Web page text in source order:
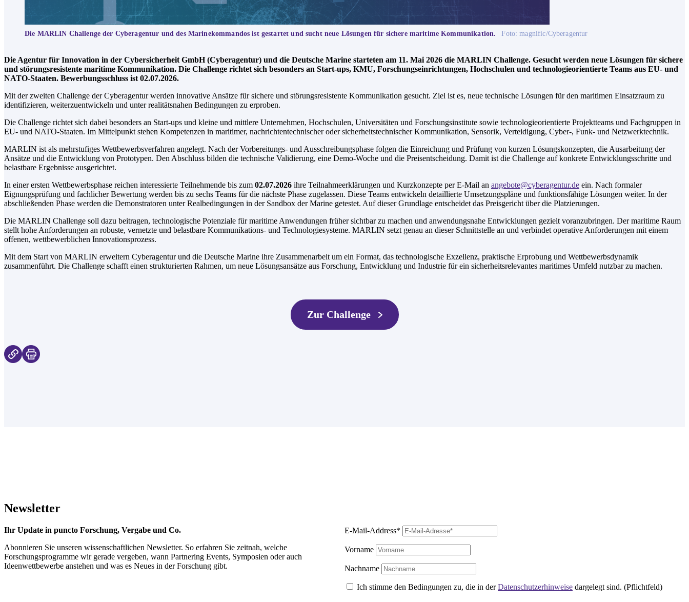
Die MARLIN Challenge der Cyberagentur und des Marinekommandos ist gestartet und sucht neue Lösungen für sichere maritime Kommunikation. Foto: magnific/Cyberagentur
Die Agentur für Innovation in der Cybersicherheit GmbH (Cyberagentur) und die Deutsche Marine starteten am 11. Mai 2026 die MARLIN Challenge. Gesucht werden neue Lösungen für sichere
und störungsresistente maritime Kommunikation. Die Challenge richtet sich besonders an Start-ups, KMU, Forschungseinrichtungen, Hochschulen und technologieorientierte Teams aus EU- und
NATO-Staaten. Bewerbungsschluss ist 02.07.2026.
Mit der zweiten Challenge der Cyberagentur werden innovative Ansätze für sichere und störungsresistente Kommunikation gesucht. Ziel ist es, neue technische Lösungen für den maritimen Einsatzraum zu
identifizieren, weiterzuentwickeln und unter realitätsnahen Bedingungen zu erproben.
Die Challenge richtet sich dabei besonders an Start-ups und kleine und mittlere Unternehmen, Hochschulen, Universitäten und Forschungsinstitute sowie technologieorientierte Projektteams und Fachgruppen in
EU- und NATO-Staaten. Im Mittelpunkt stehen Kompetenzen in maritimer, nachrichtentechnischer oder sicherheitstechnischer Kommunikation, Sensorik, Verteidigung, Cyber-, Funk- und Netzwerktechnik.
MARLIN ist als mehrstufiges Wettbewerbsverfahren angelegt. Nach der Vorbereitungs- und Ausschreibungsphase folgen die Einreichung und Prüfung von kurzen Lösungskonzepten, die Ausarbeitung der
Ansätze und die Entwicklung von Prototypen. Den Abschluss bilden die technische Validierung, eine Demo-Woche und die Preisentscheidung. Damit ist die Challenge auf konkrete Entwicklungsschritte und
belastbare Ergebnisse ausgerichtet.
In einer ersten Wettbewerbsphase reichen interessierte Teilnehmende bis zum 02.07.2026 ihre Teilnahmeerklärungen und Kurzkonzepte per E-Mail an angebote@cyberagentur.de ein. Nach formaler
Eignungsprüfung und fachlicher Bewertung werden bis zu sechs Teams für die nächste Phase zugelassen. Diese Teams entwickeln detaillierte Umsetzungspläne und funktionsfähige Lösungen weiter. In der
abschließenden Phase werden die Demonstratoren unter Realbedingungen in der Sandbox der Marine getestet. Auf dieser Grundlage entscheidet das Preisgericht über die Platzierungen.
Die MARLIN Challenge soll dazu beitragen, technologische Potenziale für maritime Anwendungen früher sichtbar zu machen und anwendungsnahe Entwicklungen gezielt voranzubringen. Der maritime Raum
stellt hohe Anforderungen an robuste, vernetzte und belastbare Kommunikations- und Technologiesysteme. MARLIN setzt genau an dieser Schnittstelle an und verbindet operative Anforderungen mit einem
offenen, wettbewerblichen Innovationsprozess.
Mit dem Start von MARLIN erweitern Cyberagentur und die Deutsche Marine ihre Zusammenarbeit um ein Format, das technologische Exzellenz, praktische Erprobung und Wettbewerbsdynamik
zusammenführt. Die Challenge schafft einen strukturierten Rahmen, um neue Lösungsansätze aus Forschung, Entwicklung und Industrie für ein sicherheitsrelevantes maritimes Umfeld nutzbar zu machen.
Zur Challenge
Newsletter
Ihr Update in puncto Forschung, Vergabe und Co.
Abonnieren Sie unseren wissenschaftlichen Newsletter. So erfahren Sie zeitnah, welche
Forschungsprogramme wir gerade vergeben, wann Partnering Events, Symposien oder auch
Ideenwettbewerbe anstehen und was es Neues in der Forschung gibt.
E-Mail-Address*
Vorname
Nachname
Ich stimme den Bedingungen zu, die in derDatenschutzerhinweise dargelegt sind. (Pflichtfeld)